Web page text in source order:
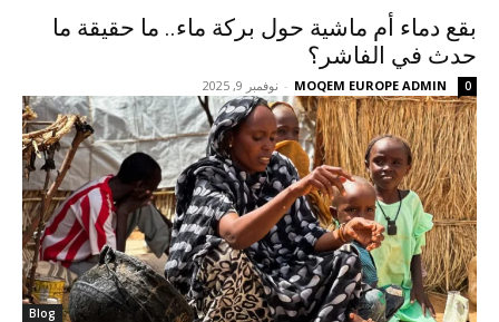
بقع دماء أم ماشية حول بركة ماء.. ما حقيقة ما
حدث في الفاشر؟
MOQEM EUROPE ADMIN
- نوفمبر 9, 2025 0
Blog